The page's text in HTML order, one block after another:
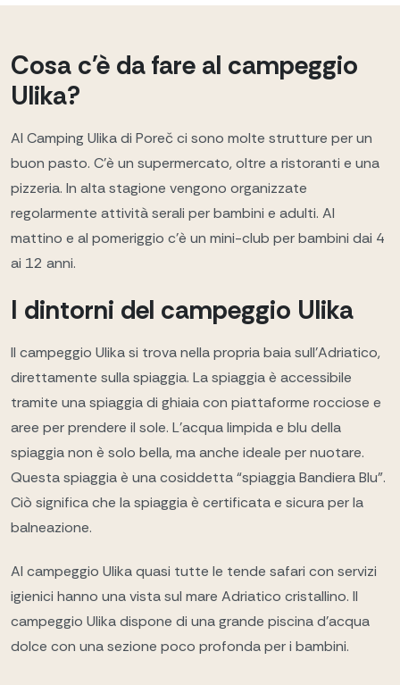
Cosa c'è da fare al campeggio
Ulika?
Al Camping Ulika di Poreč ci sono molte strutture per un
buon pasto. C'è un supermercato, oltre a ristoranti e una
pizzeria. In alta stagione vengono organizzate
regolarmente attività serali per bambini e adulti. Al
mattino e al pomeriggio c'è un mini-club per bambini dai 4
ai 12 anni.
I dintorni del campeggio Ulika
Il campeggio Ulika si trova nella propria baia sull'Adriatico,
direttamente sulla spiaggia. La spiaggia è accessibile
tramite una spiaggia di ghiaia con piattaforme rocciose e
aree per prendere il sole. L'acqua limpida e blu della
spiaggia non è solo bella, ma anche ideale per nuotare.
Questa spiaggia è una cosiddetta “spiaggia Bandiera Blu”.
Ciò significa che la spiaggia è certificata e sicura per la
balneazione.
Al campeggio Ulika quasi tutte le tende safari con servizi
igienici hanno una vista sul mare Adriatico cristallino. Il
campeggio Ulika dispone di una grande piscina d'acqua
dolce con una sezione poco profonda per i bambini.